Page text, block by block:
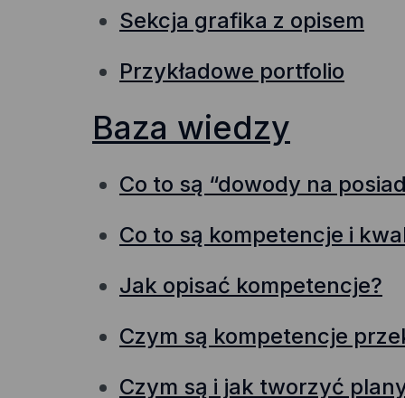
Sekcja grafika z opisem
Przykładowe portfolio
Baza wiedzy
Co to są “dowody na
Co to są kompetencje i
Jak opisać kompetencje?
Czym są kompetencje
Czym są i jak tworzyć